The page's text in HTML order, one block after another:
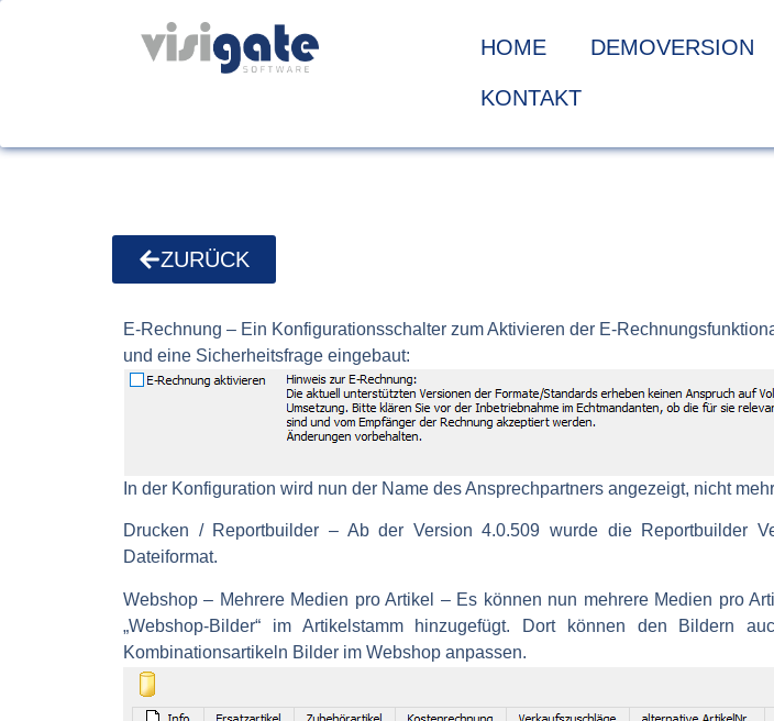
HOME DEMOVERSION
KONTAKT
ZURÜCK
E-Rechnung – Ein Konfigurationsschalter zum Aktivieren der E-
und eine Sicherheitsfrage eingebaut:
In der Konfiguration wird nun der Name des Ansprechpartners angezeigt, nicht
Drucken / Reportbuilder – Ab der Version 4.0.509 wurde die Reportbuilder
Dateiformat.
Webshop – Mehrere Medien pro Artikel – Es können nun mehrere Medien pro
„Webshop-Bilder“ im Artikelstamm hinzugefügt. Dort können den Bildern
Kombinationsartikeln Bilder im Webshop anpassen.